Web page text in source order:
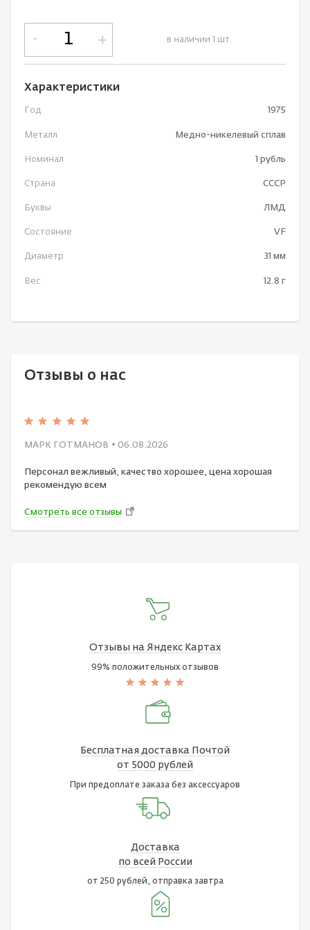
в наличии 1 шт.
- +
Характеристики
Год 1975
Металл Медно-никелевый сплав
Номинал 1 рубль
Страна СССР
Буквы ЛМД
Состояние VF
Диаметр 31 мм
Вес 12.8 г
Отзывы о нас
МАРК ГОТМАНОВ • 06.08.2026
Персонал вежливый, качество хорошее, цена хорошая
рекомендую всем
Смотреть все отзывы
Отзывы на Яндекс Картах
99% положительных отзывов
Бесплатная доставка Почтой
от 5000 рублей
При предоплате заказа без аксессуаров
Доставка
по всей России
от 250 рублей, отправка завтра